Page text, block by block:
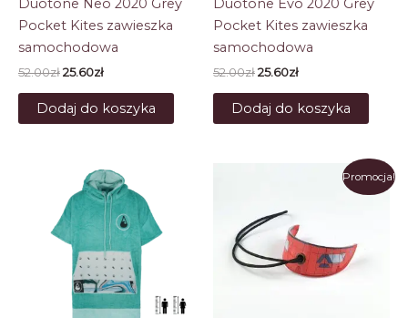
Pocket Kites zawieszka
samochodowa
52.00złPierwotna
wynosiła:
52.00zł.
25.60złAktualna
wynosi:
25.60zł.
Dodaj do koszyka
Pocket Kites zawieszka
samochodowa
52.00złPierwotna
wynosiła:
52.00zł.
25.60złAktualna
wynosi:
25.60zł.
Dodaj do koszyka
Promocja!